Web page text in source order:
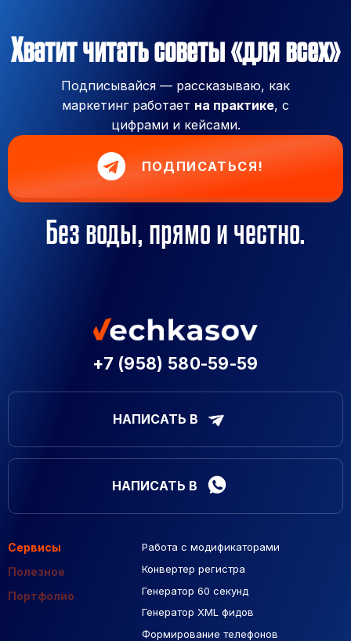
Хватит читать советы «для всех»
Подписывайся — рассказываю, как
маркетинг работает на практике, с
цифрами и кейсами.
ПОДПИСАТЬСЯ!
Без воды, прямо и честно.
+7 (958) 580-59-59
НАПИСАТЬ В
НАПИСАТЬ В
Сервисы
Полезное
Портфолио
Работа с модификаторами
Конвертер регистра
Генератор 60 секунд
Генератор XML фидов
Формирование телефонов
Подборка сайтов
Макеты Figma
База Яндекс Карты
РСЯ площадки
Созданные сайты
Контекстная реклама